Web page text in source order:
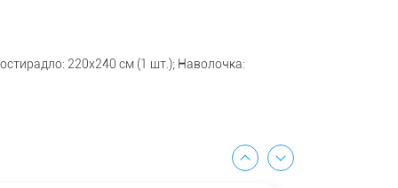
220x240 см (1 шт.); Наволочка: